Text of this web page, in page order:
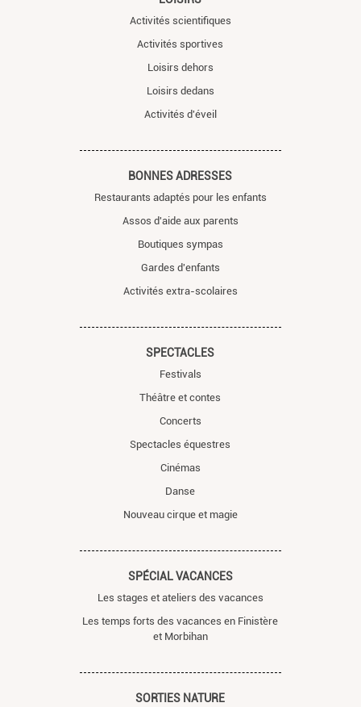
Activités scientifiques
Activités sportives
Loisirs dehors
Loisirs dedans
Activités d'éveil
BONNES ADRESSES
Restaurants adaptés pour les enfants
Assos d'aide aux parents
Boutiques sympas
Gardes d'enfants
Activités extra-scolaires
SPECTACLES
Festivals
Théâtre et contes
Concerts
Spectacles équestres
Cinémas
Danse
Nouveau cirque et magie
SPÉCIAL VACANCES
Les stages et ateliers des vacances
Les temps forts des vacances en Finistère
et Morbihan
SORTIES NATURE